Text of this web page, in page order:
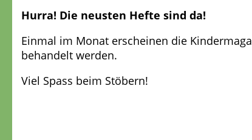
Hurra! Die neusten Hefte sind da!
Einmal im Monat erscheinen die
behandelt werden.
Viel Spass beim Stöbern!